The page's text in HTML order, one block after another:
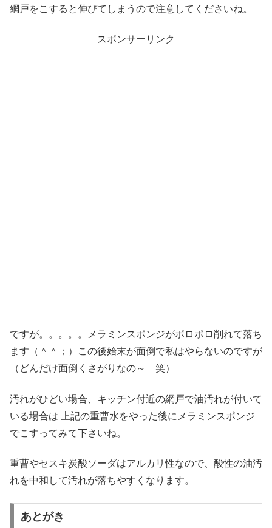
網戸をこすると伸びてしまうので注意してくださいね。
スポンサーリンク
ですが。。。。。メラミンスポンジがポロポロ削れて落ち
ます（＾＾；）この後始末が面倒で私はやらないのですが
（どんだけ面倒くさがりなの～ 笑）
汚れがひどい場合、キッチン付近の網戸で油汚れが付いて
いる場合は 上記の重曹水をやった後にメラミンスポンジ
でこすってみて下さいね。
重曹やセスキ炭酸ソーダはアルカリ性なので、酸性の油汚
れを中和して汚れが落ちやすくなります。
あとがき